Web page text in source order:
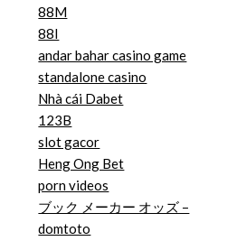
88M
88I
andar bahar casino game
standalone casino
Nhà cái Dabet
123B
slot gacor
Heng Ong Bet
porn videos
ブック メーカー オッズ –
domtoto